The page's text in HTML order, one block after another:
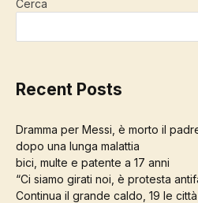
Cerca
Recent Posts
Dramma per Messi, è morto il
dopo una lunga malattia
bici, multe e patente a 17 anni
“Ci siamo girati noi, è protesta
Continua il grande caldo, 19 le